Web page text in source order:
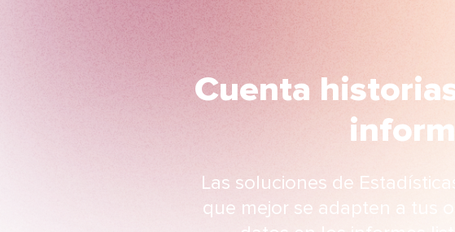
Cuenta
Las soluciones de
que mejor se adapten a tus